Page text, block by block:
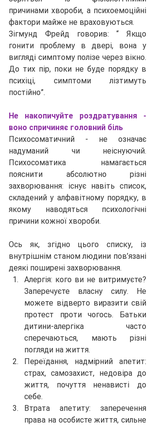
причинами хвороби, а психоемоційні
фактори майже не враховуються.
Зігмунд Фрейд говорив: “ Якщо
гонити проблему в двері, вона у
вигляді симптому полізе через вікно.
До тих пір, поки не буде порядку в
психіці, симптоми лізтимуть
постійно”.
Не накопичуйте роздратування -
воно спричиняє головний біль
Психосоматичний - не означає
надуманий чи неіснуючий.
Психосоматика намагається
пояснити абсолютно різні
захворювання: існує навіть список,
складений у алфавітному порядку, в
якому наводяться психологічні
причини кожної хвороби.
Ось як, згідно цього списку, із
внутрішнім станом людини пов’язані
деякі поширені захворювання.
Алергія: кого ви не витримуєте?
Заперечуєте власну силу. Не
можете відверто виразити свій
протест проти чогось. Батьки
дитини-алергіка часто
сперечаються, мають різні
погляди на життя.
Переїдання, надмірний апетит:
страх, самозахист, недовіра до
життя, почуття ненависті до
себе.
Втрата апетиту: заперечення
права на особисте життя, сильне